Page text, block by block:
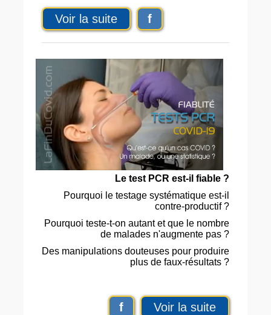
Voir la suite f
Le test PCR est-il fiable ?
Pourquoi le testage systématique est-il
contre-productif ?
Pourquoi teste-t-on autant et que le nombre
de malades n'augmente pas ?
Des manipulations douteuses pour produire
plus de faux-résultats ?
f Voir la suite